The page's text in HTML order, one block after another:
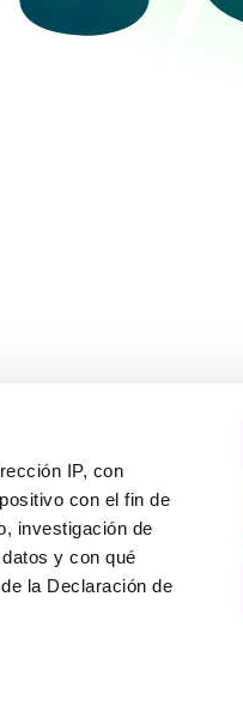
IP, con
con el fin de
investigación de
y con qué
la Declaración de